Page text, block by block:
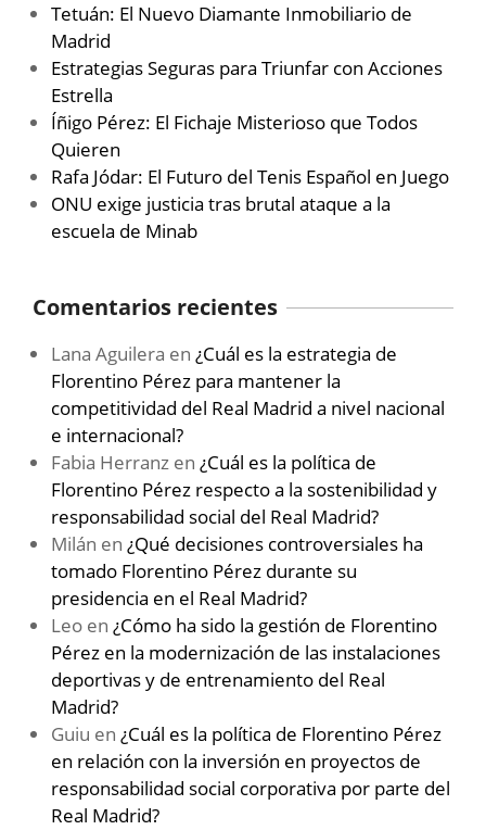
Tetuán: El Nuevo Diamante Inmobiliario de
Madrid
Estrategias Seguras para Triunfar con Acciones
Estrella
Íñigo Pérez: El Fichaje Misterioso que Todos
Quieren
Rafa Jódar: El Futuro del Tenis Español en Juego
ONU exige justicia tras brutal ataque a la
escuela de Minab
Comentarios recientes
Lana Aguilera en ¿Cuál es la estrategia de
Florentino Pérez para mantener la
competitividad del Real Madrid a nivel nacional
e internacional?
Fabia Herranz en ¿Cuál es la política de
Florentino Pérez respecto a la sostenibilidad y
responsabilidad social del Real Madrid?
Milán en ¿Qué decisiones controversiales ha
tomado Florentino Pérez durante su
presidencia en el Real Madrid?
Leo en ¿Cómo ha sido la gestión de Florentino
Pérez en la modernización de las instalaciones
deportivas y de entrenamiento del Real
Madrid?
Guiu en ¿Cuál es la política de Florentino Pérez
en relación con la inversión en proyectos de
responsabilidad social corporativa por parte del
Real Madrid?